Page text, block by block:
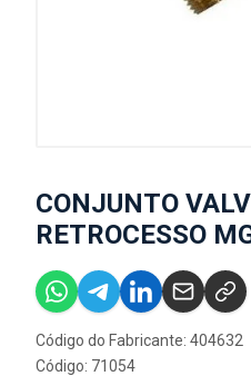
CONJUNTO
RETROCESSO
Código do Fabricante: 404632
Código: 71054